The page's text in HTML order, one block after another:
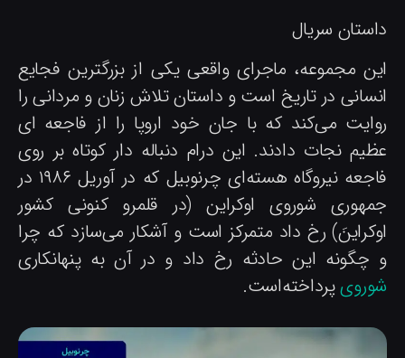
سریال
مجموعه، ماجرای واقعی یکی از بزرگترین فجایع
در تاریخ است و داستان تلاش زنان و مردانی را
می‌کند که با جان خود اروپا را از فاجعه ای
نجات دادند. این درام دنباله دار کوتاه بر روی
فاجعه نیروگاه هسته‌ای چرنوبیل که در آوریل ۱۹۸۶ در
شوروی اوکراین (در قلمرو کنونی کشور
رخ داد متمرکز است و آشکار می‌سازد که چرا
چگونه این حادثه رخ داد و در آن به پنهانکاری
پرداخته‌است.